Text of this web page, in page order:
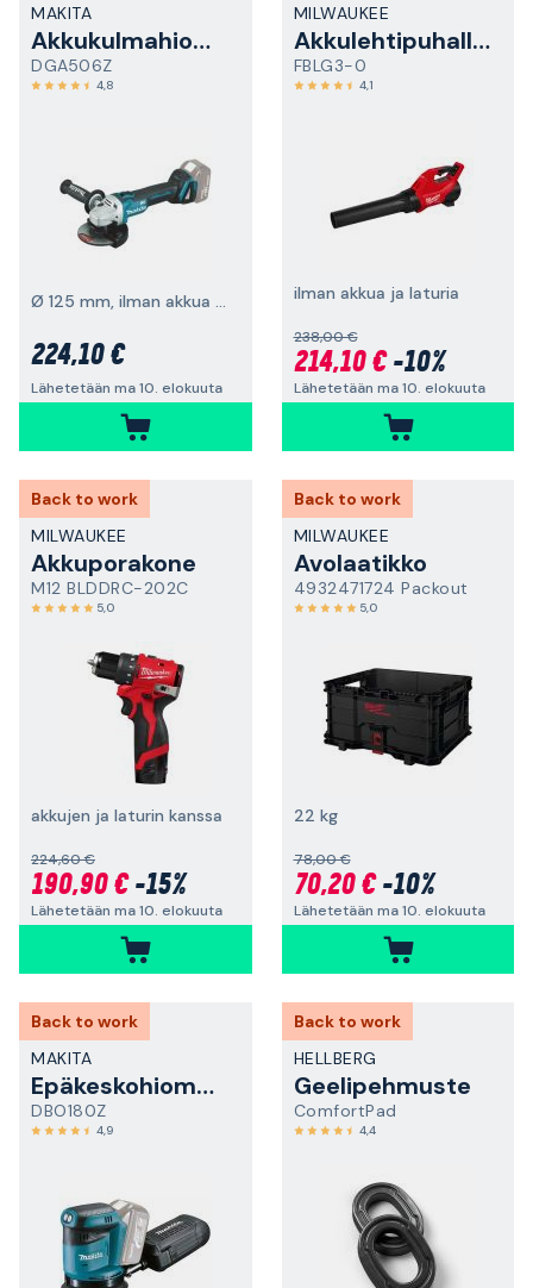
MAKITA
Akkukulmahiomakone
DGA506Z
4,8
Ø 125 mm, ilman akkua ja laturia
224,10 €
Lähetetään ma 10. elokuuta
MILWAUKEE
Akkulehtipuhallin
FBLG3-0
4,1
ilman akkua ja laturia
238,00 €
214,10 €-10%
Lähetetään ma 10. elokuuta
Back to work
MILWAUKEE
Akkuporakone
M12 BLDDRC-202C
5,0
akkujen ja laturin kanssa
224,60 €
190,90 €-15%
Lähetetään ma 10. elokuuta
Back to work
MILWAUKEE
Avolaatikko
4932471724 Packout
5,0
22 kg
78,00 €
70,20 €-10%
Lähetetään ma 10. elokuuta
Back to work
MAKITA
Epäkeskohiomakone
DBO180Z
4,9
Back to work
HELLBERG
Geelipehmuste
ComfortPad
4,4